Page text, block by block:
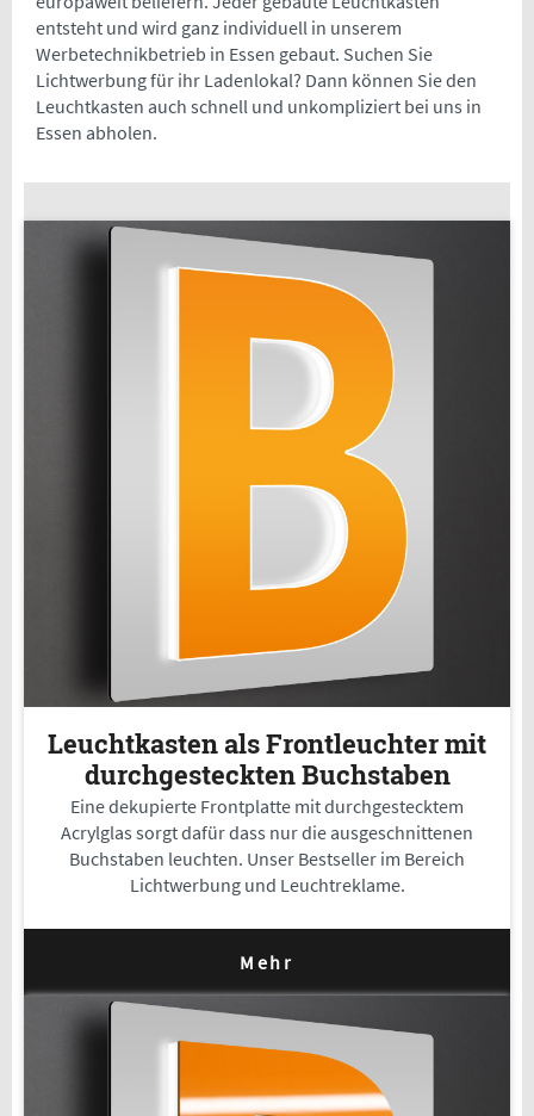
entsteht und wird ganz individuell in unserem
Werbetechnikbetrieb in Essen gebaut. Suchen Sie
Lichtwerbung für ihr Ladenlokal? Dann können Sie den
Leuchtkasten auch schnell und unkompliziert bei uns in
Essen abholen.
Leuchtkasten als Frontleuchter mit
durchgesteckten Buchstaben
Eine dekupierte Frontplatte mit durchgestecktem
Acrylglas sorgt dafür dass nur die ausgeschnittenen
Buchstaben leuchten. Unser Bestseller im Bereich
Lichtwerbung und Leuchtreklame.
Mehr